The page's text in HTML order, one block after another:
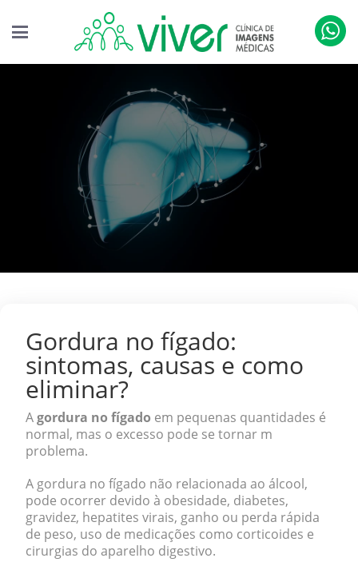
Gordura no fígado:
sintomas, causas e como
eliminar?
Agordura no fígado em pequenas quantidades é
normal, mas o excesso pode se tornar m
problema.
A gordura no fígado não relacionada ao álcool,
pode ocorrer devido à obesidade, diabetes,
gravidez, hepatites virais, ganho ou perda rápida
de peso, uso de medicações como corticoides e
cirurgias do aparelho digestivo.